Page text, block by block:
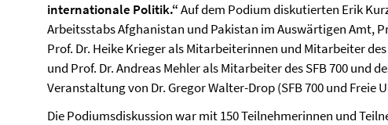
internationale Politik.“Auf dem Podium diskutierten Erik
Arbeitsstabs Afghanistan und Pakistan im Auswärtigen Amt,
Prof. Dr. Heike Krieger als Mitarbeiterinnen und Mitarbeiter
und Prof. Dr. Andreas Mehler als Mitarbeiter des SFB 700 und
Veranstaltung von Dr. Gregor Walter-Drop (SFB 700 und Freie
Die Podiumsdiskussion war mit 150 Teilnehmerinnen und